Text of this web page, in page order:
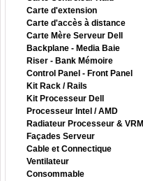
Carte d'extension
Carte d'accès à distance
Carte Mère Serveur Dell
Backplane - Media Baie
Riser - Bank Mémoire
Control Panel - Front Panel
Kit Rack / Rails
Kit Processeur Dell
Processeur Intel / AMD
Radiateur Processeur & VRM
Façades Serveur
Cable et Connectique
Ventilateur
Consommable